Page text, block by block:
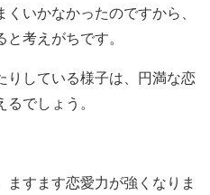
いかなかったのですから、
考えがちです。
りしている様子は、円満な恋
でしょう。
すます恋愛力が強くなりま